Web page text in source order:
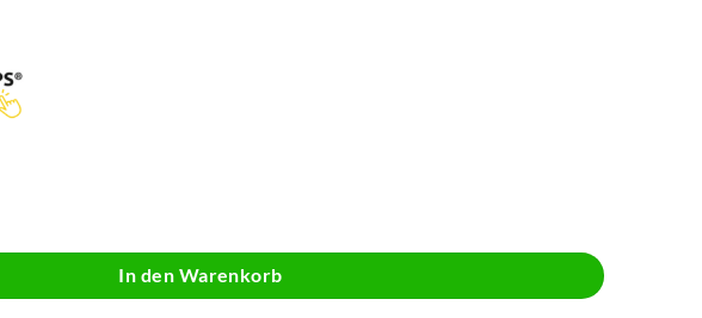
675g Menge
In den Warenkorb